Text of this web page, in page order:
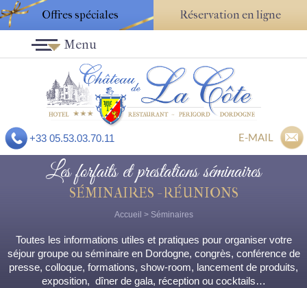
Offres spéciales Réservation en ligne
+33 05.53.03.70.11 E-MAIL
Menu
Les forfaits et prestations séminaires
SÉMINAIRES - RÉUNIONS
Accueil > Séminaires
Toutes les informations utiles et pratiques pour organiser votre
séjour groupe ou séminaire en Dordogne, congrès, conférence de
presse, colloque, formations, show-room, lancement de produits,
exposition, dîner de gala, réception ou cocktails…